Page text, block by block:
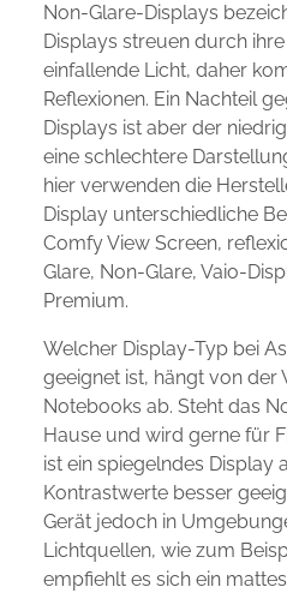
Non-Glare-Displays
Displays streuen durch
einfallende Licht, daher
Reflexionen. Ein Nachteil
Displays ist aber der
eine schlechtere
hier verwenden die
Display unterschiedliche
Comfy View Screen,
Glare, Non-Glare, Vaio-
Premium.
Welcher Display-Typ bei
geeignet ist, hängt von der
Notebooks ab. Steht das
Hause und wird gerne für
ist ein spiegelndes Display
Kontrastwerte besser
Gerät jedoch in
Lichtquellen, wie zum
empfiehlt es sich ein